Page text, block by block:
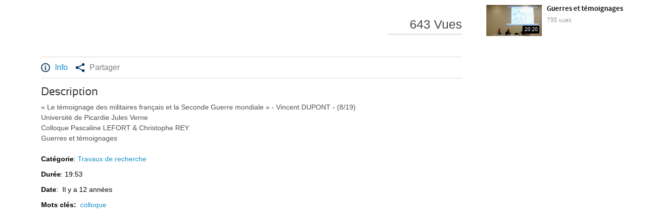
l
l
643 Vues
Info Partager
Description
« Le témoignage des militaires français et la Seconde Guerre mondiale » - Vincent DUPONT - (8/19)
Université de Picardie Jules Verne
Colloque Pascaline LEFORT & Christophe REY
Guerres et témoignages
Catégorie:Travaux de recherche
Durée: 19:53
Date: Il y a 12 années
Mots clés:colloque
20:20
Guerres et témoignages
798 vues